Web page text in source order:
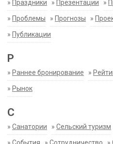
» Праздники » Презентации »
» Проблемы » Прогнозы »
» Публикации
Р
» Раннее бронирование »
» Рынок
С
» Санатории » Сельский туризм